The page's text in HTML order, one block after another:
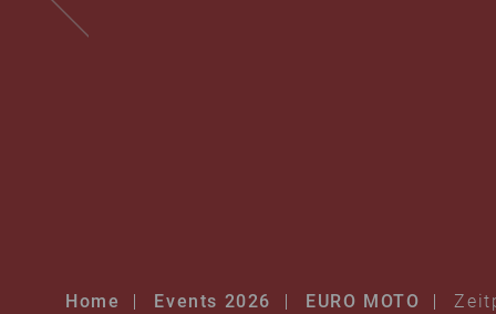
Home Events 2026 EURO MOTO